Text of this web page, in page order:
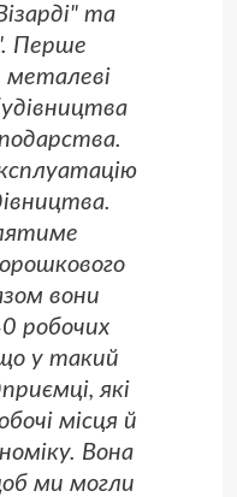
та
Перше
вони
робочих
у такий
які
місця й
Вона
ми могли